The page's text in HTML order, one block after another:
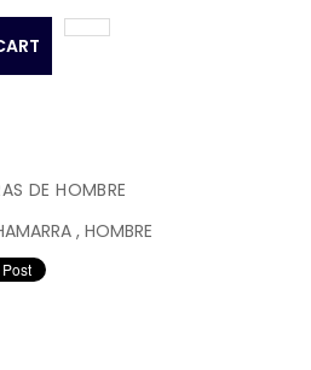
DE HOMBRE
, HOMBRE